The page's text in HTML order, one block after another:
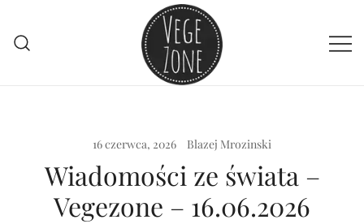
treści
16 czerwca, 2026 Blazej Mrozinski
Wiadomości ze świata –
Vegezone – 16.06.2026